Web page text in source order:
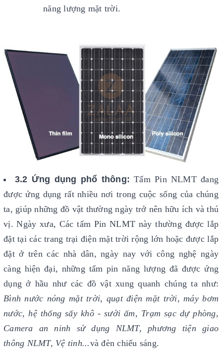
năng lượng mặt trời.
3.2 Ứng dụng phổ thông: Tấm Pin NLMT đang
được ứng dụng rất nhiều nơi trong cuộc sống của chúng
ta, giúp những đồ vật thường ngày trở nên hữu ích và thú
vị. Ngày xưa, Các tấm Pin NLMT này thường được lắp
đặt tại các trang trại điện mặt trời rộng lớn hoặc được lắp
đặt ở trên các nhà dân, ngày nay với công nghệ ngày
càng hiện đại, những tấm pin năng lượng đã được ứng
dụng ở hầu như các đồ vật xung quanh chúng ta như:
Bình nước nóng mặt trời, quạt điện mặt trời, máy bơm
nước, hệ thống sấy khô - sưởi ấm, Trạm sạc dự phòng,
Camera an ninh sử dụng NLMT, phương tiện giao
thông NLMT, Vệ tinh...và đèn chiếu sáng.